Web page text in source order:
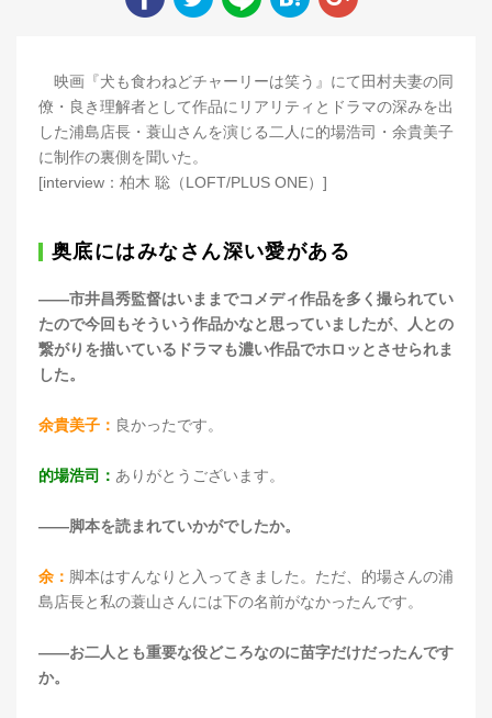
映画『犬も食わねどチャーリーは笑う』にて田村夫妻の同
僚・良き理解者として作品にリアリティとドラマの深みを出
した浦島店長・蓑山さんを演じる二人に的場浩司・余貴美子
に制作の裏側を聞いた。
[interview：柏木 聡（LOFT/PLUS ONE）]
奥底にはみなさん深い愛がある
――市井昌秀監督はいままでコメディ作品を多く撮られてい
たので今回もそういう作品かなと思っていましたが、人との
繋がりを描いているドラマも濃い作品でホロッとさせられま
した。
余貴美子： 良かったです。
的場浩司： ありがとうございます。
――脚本を読まれていかがでしたか。
余： 脚本はすんなりと入ってきました。ただ、的場さんの浦
島店長と私の蓑山さんには下の名前がなかったんです。
――お二人とも重要な役どころなのに苗字だけだったんです
か。